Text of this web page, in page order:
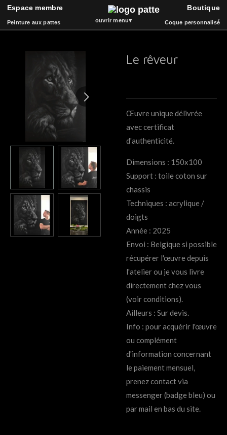
Espace membre
Peinture aux pattes ouvrir menu▾
Boutique
Coque personnalisé
Espace membre
Peinture aux pattes
Coque de téléphone
Événements
Livre d'or
Boutique
Bois et Sculpture
Passer
au
ART
Le rêveur
Œuvre unique délivrée
avec certificat
d'authenticité.
Dimensions : 150x100
Support : toile coton sur
chassis
Techniques : acrylique /
doigts
Année : 2025
Envoi : Belgique si possible
récupérer l'œuvre depuis
l'atelier ou je vous livre
directement chez vous
(voir conditions).
Ailleurs : Sur devis.
Info : pour acquérir l'œuvre
ou complément
d'information concernant
le paiement mensuel,
prenez contact via
messenger (badge bleu) ou
par mail en bas du site.